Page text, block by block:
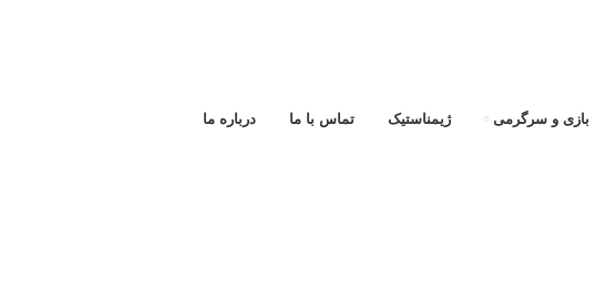
بازی و سرگرمی ژیمناستیک تماس با ما درباره ما